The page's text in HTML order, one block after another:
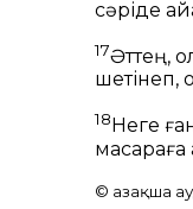
сәріде
17Әттең,
шетінеп,
18 Неге
© Қазақша